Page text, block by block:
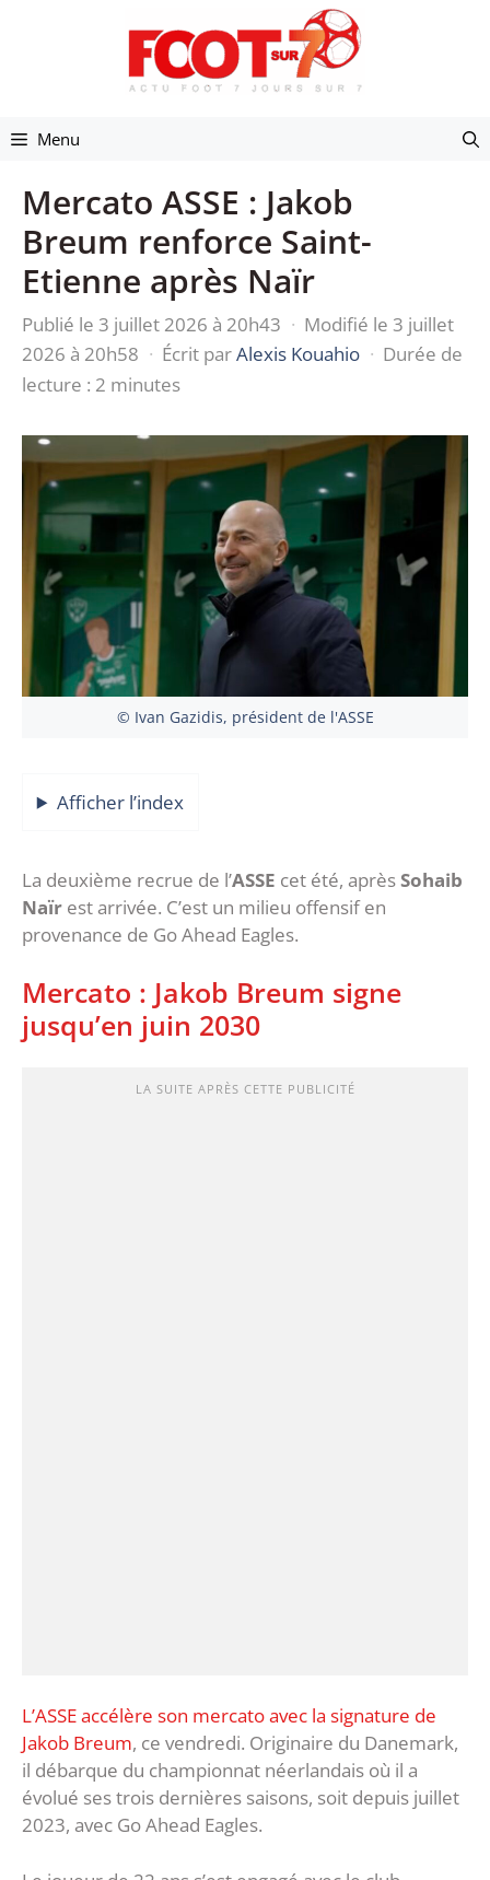
Menu
Mercato ASSE : Jakob
Breum renforce Saint-
Etienne après Naïr
Publié le 3 juillet 2026 à 20h43 · Modifié le 3 juillet
2026 à 20h58 · Écrit parAlexis Kouahio · Durée de
lecture : 2 minutes
© Ivan Gazidis, président de l'ASSE
Afficher l’index
La deuxième recrue de l’ASSE cet été, aprèsSohaib
Naïr est arrivée. C’est un milieu offensif en
provenance de Go Ahead Eagles.
Mercato : Jakob Breum signe
jusqu’en juin 2030
LA SUITE APRÈS CETTE PUBLICITÉ
L’ASSE accélère son mercato avec la signature de
Jakob Breum, ce vendredi. Originaire du Danemark,
il débarque du championnat néerlandais où il a
évolué ses trois dernières saisons, soit depuis juillet
2023, avec Go Ahead Eagles.